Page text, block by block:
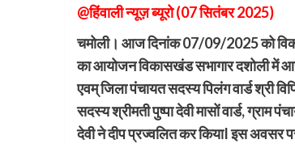
@हिंवाली न्यूज़ ब्यूरो (07 सितंबर 2025)
चमोली। आज दिनांक 07/09/2025 को
का आयोजन विकासखंड सभागार दशोली में
एवम् जिला पंचायत सदस्य पिलंग वार्ड श्री
सदस्य श्रीमती पुष्पा देवी मासों वार्ड, ग्राम
देवी ने दीप प्रज्वलित कर कियाI इस अवसर